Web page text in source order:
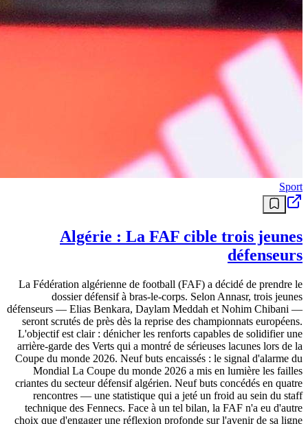
Sport
Algérie : La FAF cible trois jeunes
défenseurs
La Fédération algérienne de football (FAF) a décidé de prendre le
dossier défensif à bras-le-corps. Selon Annasr, trois jeunes
défenseurs — Elias Benkara, Daylam Meddah et Nohim Chibani —
seront scrutés de près dès la reprise des championnats européens.
L'objectif est clair : dénicher les renforts capables de solidifier une
arrière-garde des Verts qui a montré de sérieuses lacunes lors de la
Coupe du monde 2026. Neuf buts encaissés : le signal d'alarme du
Mondial La Coupe du monde 2026 a mis en lumière les failles
criantes du secteur défensif algérien. Neuf buts concédés en quatre
rencontres — une statistique qui a jeté un froid au sein du staff
technique des Fennecs. Face à un tel bilan, la FAF n'a eu d'autre
choix que d'engager une réflexion profonde sur l'avenir de sa ligne